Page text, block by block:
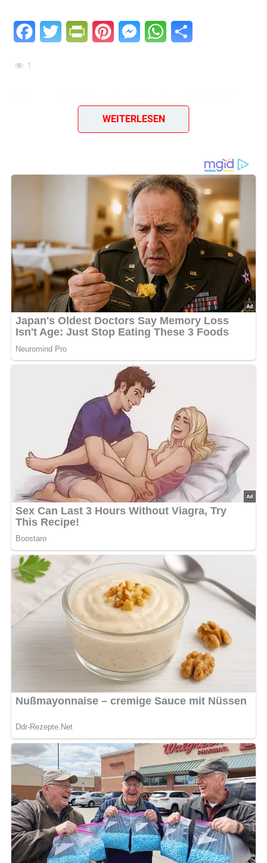
FacebookTwitter PrintFriendly
PinterestMessengerWhatsApp
1
Piroshki mit Fleischfülle
Diese Zutaten brauchen wir…
250 g Mehl
15 g Hefe
1/8 Liter lauwarmes Wasser oder Milch
1 Eßlöffel zerlassene Butter
1 Ei
1/2 Teelöffel Salz
1 Prise Zucker
Für die Füllung:
1 hartgekochtes Ei
Pfeffer
1 Eßlöffel feingehackte Kräuter (Petersilie, Dill oder
Schnittlauch)
Außerdem:
Öl zum Backen
Lob, Kritik, Fragen oder Anregungen zum Rezept?
Dann hinterlasse doch bitte einen Kommentar am
Ende dieser Seite & auch eine Bewertung!
Und so wird es gemacht…
In eine Schüssel Mehl sieben, in die Mitte eine Vertiefung
drücken und die zerbröckelte Hefe mit etwas lauwarmer
Flüssigkeit hineingeben und zugedeckt 15 Minuten gehen
und Zucker dazugeben und alles zu einem geschmeidigen
Teig vermischen. Zugedeckt 20 Minuten gehen lassen,
noch einmal durchkneten und erneut gehen lassen.
Inzwischen in einer Pfanne die Butter erhitzen, das
Hackfleisch und die Zwiebelwürfel darin 5 Minuten
anbraten. Vom Herd nehmen und auskühlen lassen.
Gehacktes, Ei, Salz, Pfeffer und Kräuter daruntermischen.
Den Teig in 8 Stücke teilen, flach ausrollen, mit der
Hackmasse füllen, zusammenrollen und zu einem
länglichen Oval formen. Die Piroshki in heißem Öl 5 bis 7
WEITERLESEN